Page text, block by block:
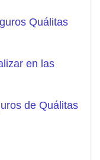
Quálitas
en las
de Quálitas